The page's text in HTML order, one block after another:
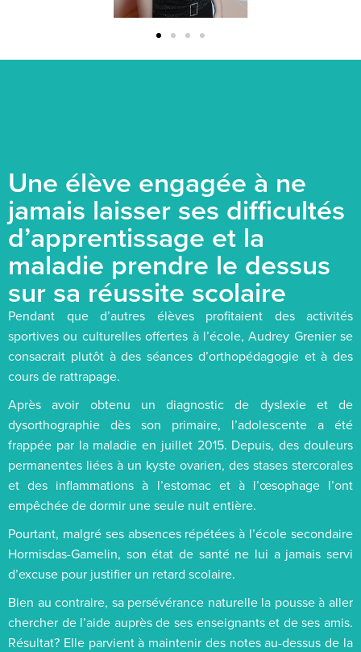
Une élève engagée à ne
jamais laisser ses difficultés
d’apprentissage et la
maladie prendre le dessus
sur sa réussite scolaire
Pendant que d’autres élèves profitaient des activités
sportives ou culturelles offertes à l’école, Audrey Grenier se
consacrait plutôt à des séances d’orthopédagogie et à des
cours de rattrapage.
Après avoir obtenu un diagnostic de dyslexie et de
dysorthographie dès son primaire, l’adolescente a été
frappée par la maladie en juillet 2015. Depuis, des douleurs
permanentes liées à un kyste ovarien, des stases stercorales
et des inflammations à l’estomac et à l’œsophage l’ont
empêchée de dormir une seule nuit entière.
Pourtant, malgré ses absences répétées à l’école secondaire
Hormisdas-Gamelin, son état de santé ne lui a jamais servi
d’excuse pour justifier un retard scolaire.
Bien au contraire, sa persévérance naturelle la pousse à aller
chercher de l’aide auprès de ses enseignants et de ses amis.
Résultat? Elle parvient à maintenir des notes au-dessus de la